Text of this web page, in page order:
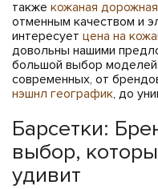
также кожаная
отменным качеством и
интересует цена на
довольны нашими
большой выбор моделей
современных, от
нэшнл географик, до
Барсетки:
выбор,
удивит